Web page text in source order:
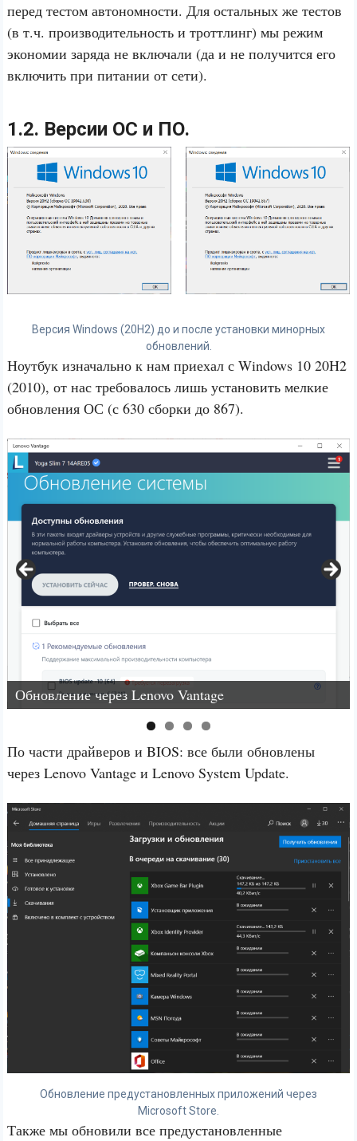
перед тестом автономности. Для остальных же тестов
(в т.ч. производительность и троттлинг) мы режим
экономии заряда не включали (да и не получится его
включить при питании от сети).
1.2. Версии ОС и ПО.
Версия Windows (20H2) до и после установки минорных
обновлений.
Ноутбук изначально к нам приехал с Windows 10 20H2
(2010), от нас требовалось лишь установить мелкие
обновления ОС (с 630 сборки до 867).
Обновление через Lenovo Vantage
По части драйверов и BIOS: все были обновлены
через Lenovo Vantage и Lenovo System Update.
Обновление предустановленных приложений через
Microsoft Store.
Также мы обновили все предустановленные